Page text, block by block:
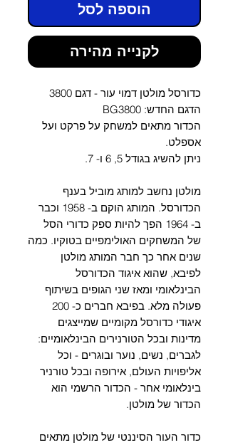
הוספה לסל
לקנייה מהירה
כדורסל מולטן דמוי עור - דגם 3800
הדגם החדש: BG3800
הכדור מתאים למשחק על פרקט ועל
אספלט.
ניתן להשיג בגודל 5, 6 ו- 7.
מולטן נחשב למותג מוביל בענף
הכדורסל. המותג הוקם ב- 1958 וכבר
ב- 1964 הפך להיות ספק כדורי הסל
של המשחקים האולימפיים בטוקיו. כמה
שנים אחר כך חבר המותג מולטן
לפיבא, שהוא איגוד הכדורסל
הבינלאומי ומאז שני הגופים בשיתוף
פעולה מלא. בפיבא חברים כ- 200
איגודי כדורסל מקומיים שמייצגים
מדינות ובכל הטורנירים הבינלאומיים:
לגברים, נשים, נוער ובוגרים - וכל
אליפויות העולם, אירופה ובכל טורניר
בינלאומי אחר - הכדור הרשמי הוא
הכדור של מולטן.
כדור העור הסיננטי של מולטן מתאים